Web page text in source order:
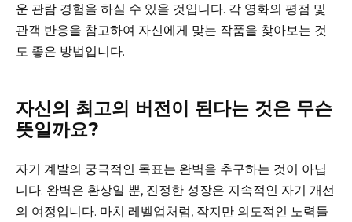
운 관람 경험을 하실 수 있을 것입니다. 각 영화의 평점 및
관객 반응을 참고하여 자신에게 맞는 작품을 찾아보는 것
도 좋은 방법입니다.
자신의 최고의 버전이 된다는 것은 무슨
뜻일까요?
자기 계발의 궁극적인 목표는 완벽을 추구하는 것이 아닙
니다. 완벽은 환상일 뿐, 진정한 성장은 지속적인 자기 개선
의 여정입니다. 마치 레벨업처럼, 작지만 의도적인 노력들